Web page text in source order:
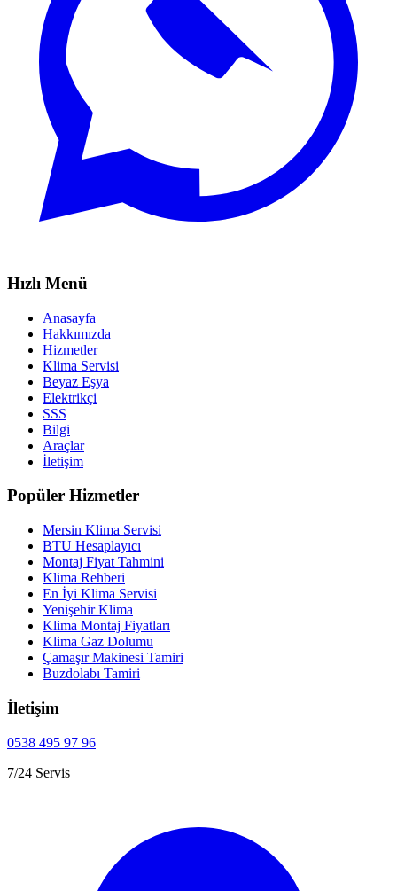
Hızlı Menü
Anasayfa
Hakkımızda
Hizmetler
Klima Servisi
Beyaz Eşya
Elektrikçi
SSS
Bilgi
Araçlar
İletişim
Popüler Hizmetler
Mersin Klima Servisi
BTU Hesaplayıcı
Montaj Fiyat Tahmini
Klima Rehberi
En İyi Klima Servisi
Yenişehir Klima
Klima Montaj Fiyatları
Klima Gaz Dolumu
Çamaşır Makinesi Tamiri
Buzdolabı Tamiri
İletişim
0538 495 97 96
7/24 Servis